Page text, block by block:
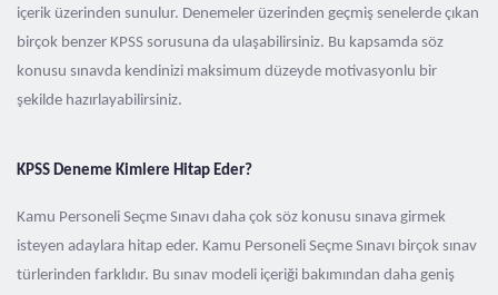
içerik üzerinden sunulur. Denemeler üzerinden geçmiş senelerde çıkan
birçok benzer KPSS sorusuna da ulaşabilirsiniz. Bu kapsamda söz
konusu sınavda kendinizi maksimum düzeyde motivasyonlu bir
şekilde hazırlayabilirsiniz.
KPSS Deneme Kimlere Hitap Eder?
Kamu Personeli Seçme Sınavı daha çok söz konusu sınava girmek
isteyen adaylara hitap eder. Kamu Personeli Seçme Sınavı birçok sınav
türlerinden farklıdır. Bu sınav modeli içeriği bakımından daha geniş